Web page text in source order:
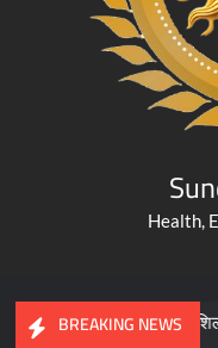
Health,
BREAKING NEWS
भारत की आधारशिला : साय